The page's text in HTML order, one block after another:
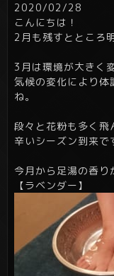
2020/02/28
こんにちは！
2月も残すとところ
3月は環境が大きく
気候の変化により体
ね。
段々と花粉も多く飛
辛いシーズン到来
今月から足湯の香り
【ラベンダー】